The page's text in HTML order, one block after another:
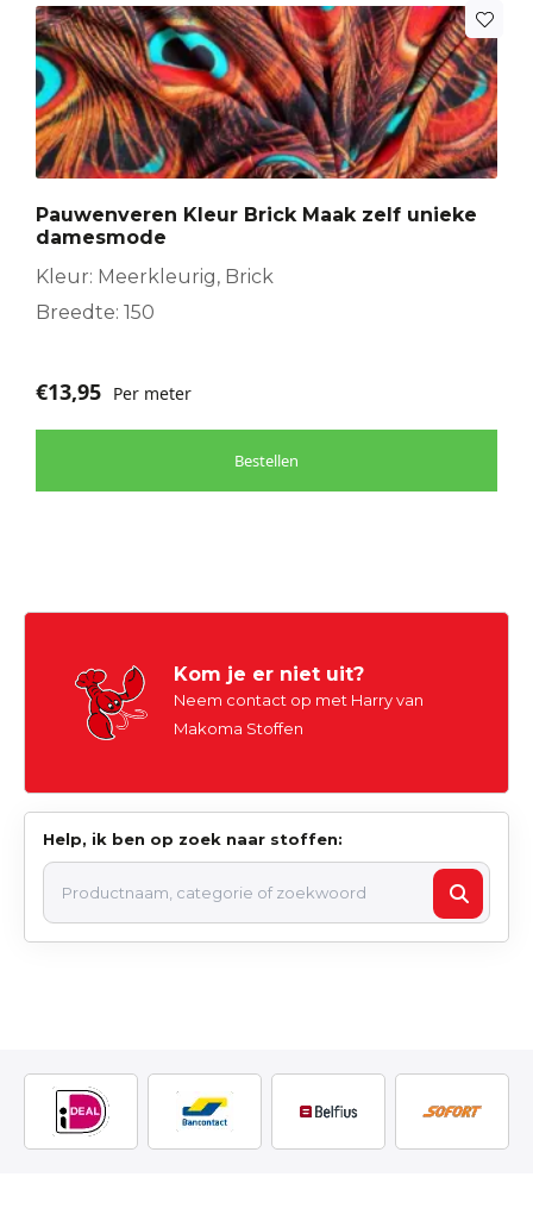
Pauwenveren Kleur Brick Maak zelf unieke
damesmode
Kleur: Meerkleurig, Brick
Breedte: 150
€13,95 Per meter
Bestellen
Kom je er niet uit?
Neem contact op met Harry van
Makoma Stoffen
Help, ik ben op zoek naar stoffen: